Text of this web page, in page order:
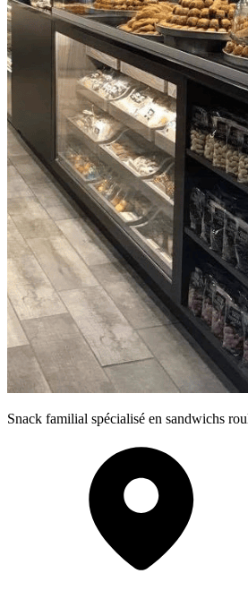
Snack familial spécialisé en sandwichs